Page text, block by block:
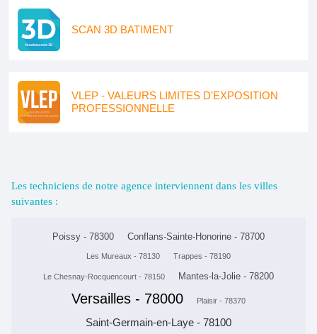
SCAN 3D BATIMENT
VLEP - VALEURS LIMITES D'EXPOSITION
PROFESSIONNELLE
Les techniciens de notre agence interviennent dans les villes
suivantes :
Poissy - 78300 Conflans-Sainte-Honorine - 78700
Les Mureaux - 78130 Trappes - 78190
Le Chesnay-Rocquencourt - 78150 Mantes-la-Jolie - 78200
Versailles - 78000 Plaisir - 78370
Saint-Germain-en-Laye - 78100